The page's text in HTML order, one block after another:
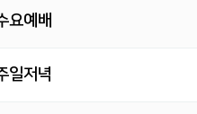
예배
저녁